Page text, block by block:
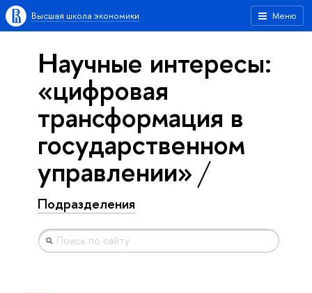
Меню
Высшая школа экономики
Научные интересы:
«цифровая
трансформация в
государственном
управлении»
Подразделения